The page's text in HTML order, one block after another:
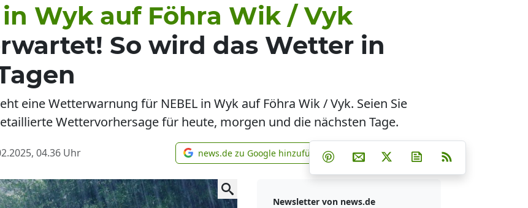
Wyk auf Föhra Wik / Vyk
So wird das Wetter in
eine Wetterwarnung für NEBEL in Wyk auf Föhra Wik / Vyk. Seien Sie
Wettervorhersage für heute, morgen und die nächsten Tage.
04.36 Uhr news.de zu Google hinzufügen
news.de zu Google hinzufügen Teilen auf Facebook
Teilen auf Whatsapp
Teilen auf Telegram
Teilen auf Pinterest
Per E-Mail teilen
Post auf XNewsletter
Newsletter von news.de